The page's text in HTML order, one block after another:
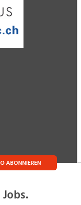
ABONNIEREN